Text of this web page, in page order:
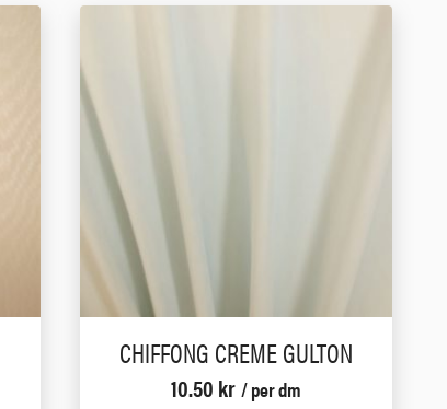
CHIFFONG CREME GULTON
10.50 kr / per dm